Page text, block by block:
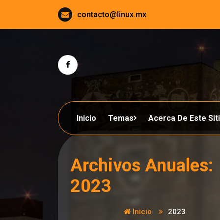
contacto@linux.mx
Inicio Temas Acerca De Este
Archivos Anuales:
2023
Inicio 2023